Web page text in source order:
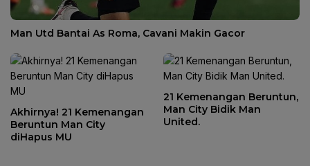
Man Utd Bantai As Roma, Cavani Makin Gacor
Akhirnya! 21 Kemenangan
Beruntun Man City
diHapus MU
21 Kemenangan Beruntun,
Man City Bidik Man
United.